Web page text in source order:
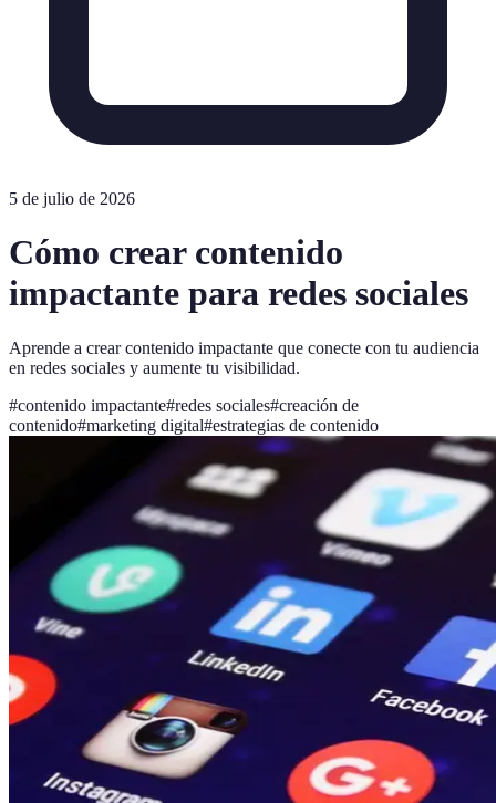
5 de julio de 2026
Cómo crear contenido
impactante para redes sociales
Aprende a crear contenido impactante que conecte con tu audiencia
en redes sociales y aumente tu visibilidad.
#contenido impactante#redes sociales#creación de
contenido#marketing digital#estrategias de contenido